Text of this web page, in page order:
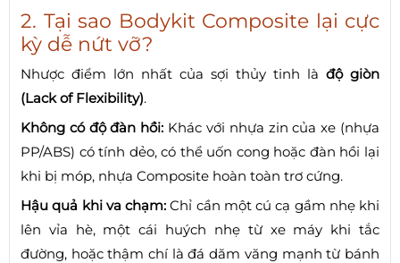
2. Tại sao Bodykit Composite lại cực
kỳ dễ nứt vỡ?
Nhược điểm lớn nhất của sợi thủy tinh là độ giòn
(Lack of Flexibility).
Không có độ đàn hồi: Khác với nhựa zin của xe (nhựa
PP/ABS) có tính dẻo, có thể uốn cong hoặc đàn hồi lại
khi bị móp, nhựa Composite hoàn toàn trơ cứng.
Hậu quả khi va chạm: Chỉ cần một cú cạ gầm nhẹ khi
lên vỉa hè, một cái huých nhẹ từ xe máy khi tắc
đường, hoặc thậm chí là đá dăm văng mạnh từ bánh